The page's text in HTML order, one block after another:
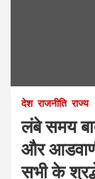
देश राजनीति राज्य
लंबे समय
और
सभी के